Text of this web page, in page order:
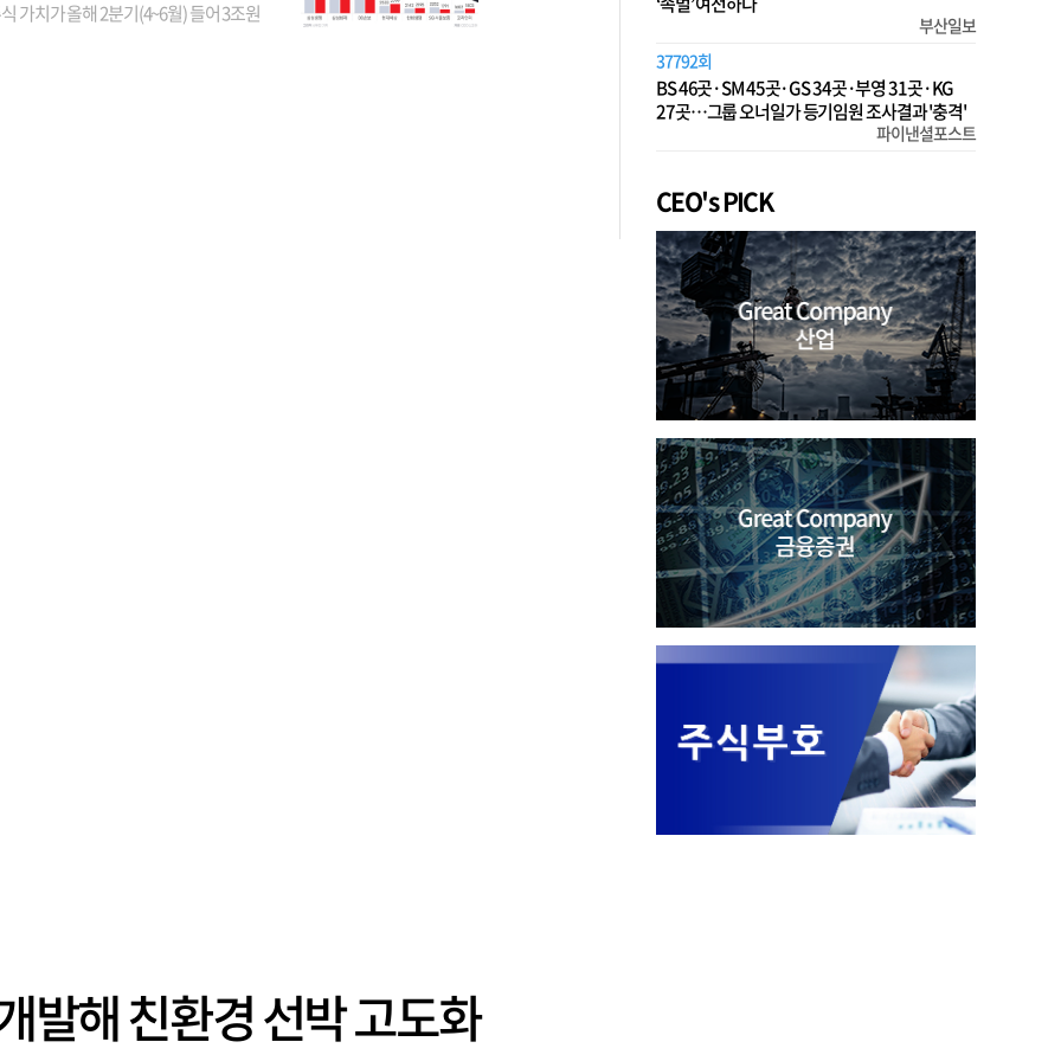
가치가 올해 2분기(4~6월) 들어 3조원
부산일보
37792회
BS 46곳·SM 45곳·GS 34곳·부영 31곳·KG
27곳…그룹 오너일가 등기임원 조사결과 '충격'
파이낸셜포스트
CEO's PICK
발해 친환경 선박 고도화